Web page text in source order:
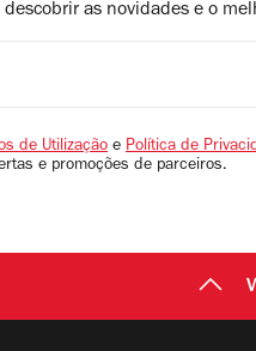
as novidades e o
de Utilização e Política de
e promoções de parceiros.